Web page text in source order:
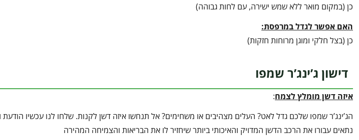
כן (במקום מואר ללא שמש ישירה, עם לחות גבוהה)
האם אפשר לגדל במרפסת:
כן (בצל חלקי ומוגן מרוחות חזקות)
דישון ג’ינג’ר שמפו
איזה דשן מומלץ לצמח:
הג’ינג’ר שמפו שלכם גדל לאט? העלים מצהיבים או משחימים? אל תנחשו איזה דשן לקנות. שלחו לנו עכשיו
נתאים עבורו את הרכב הדשן המדויק והאיכותי ביותר שיחזיר לו את הבריאות והצמיחה המהירה